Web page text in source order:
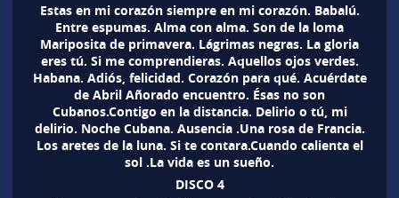
Estas en mi corazón siempre en mi corazón. Babalú.
Entre espumas. Alma con alma. Son de la loma
Mariposita de primavera. Lágrimas negras. La gloria
eres tú. Si me comprendieras. Aquellos ojos verdes.
Habana. Adiós, felicidad. Corazón para qué. Acuérdate
de Abril Añorado encuentro. Ésas no son
Cubanos.Contigo en la distancia. Delirio o tú, mi
delirio. Noche Cubana. Ausencia .Una rosa de Francia.
Los aretes de la luna. Si te contara.Cuando calienta el
sol .La vida es un sueño.
DISCO 4